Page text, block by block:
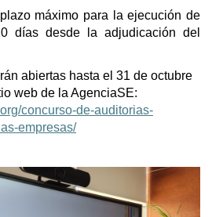
máximo para la ejecución de
días desde la adjudicación del
abiertas hasta el 31 de octubre
web de la AgenciaSE:
concurso-de-auditorias-
empresas/